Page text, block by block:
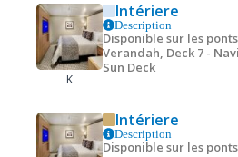
K
Intériere
Description
Disponible sur les
Verandah, Deck 7 -
Sun Deck
Intériere
Description
Disponible sur les